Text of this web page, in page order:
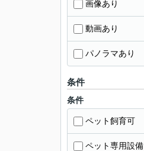
画像あり
動画あり
パノラマあり
条件
条件
ペット飼育可
ペット専用設備